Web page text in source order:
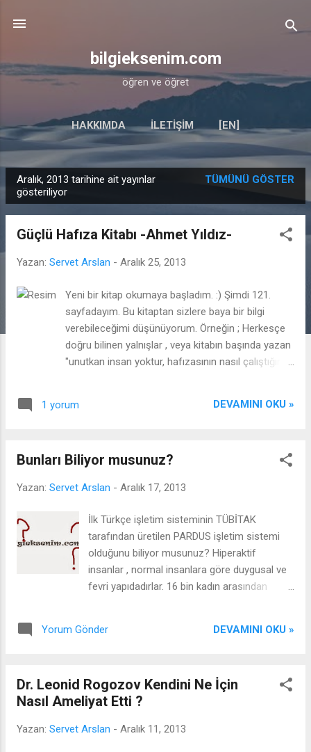
bilgieksenim.com
öğren ve öğret
HAKKIMDA İLETIŞIM [EN]
a
Aralık, 2013 tarihine ait yayınlar
gösteriliyor
TÜMÜNÜ GÖSTER
Güçlü Hafıza Kitabı -Ahmet Yıldız-
Yazan: Servet Arslan - Aralık 25, 2013
Yeni bir kitap okumaya başladım. :) Şimdi 121.
sayfadayım. Bu kitaptan sizlere baya bir bilgi
verebileceğimi düşünüyorum. Örneğin ; Herkesçe
doğru bilinen yalnışlar , veya kitabın başında yazan
"unutkan insan yoktur, hafızasının nasıl çalıştığını
sözler var onlara da buradan ulaşabilirsiniz. ("Ama
Toplam Sayfası : 494 Şimdilik söyleyeceklerim bu
bilgiler aktaracağım. Yazdığım bilgiler bu sayfada
olacaktır. Bu kitabı önenirmiyim diye sorular
sorulmadan önce de ben cevaplıyım "evet"
öneririm. Çünkü hem bilgi verici bir kitap hem de
size unutmayı unutmayı öğretiyor + hafızanızı
nasıl kullanacığınızı öğretiyor. Kısaca anlaşılır bir
şekilde söylüyüm bu kitabı herkese tavsiye
1 yorum DEVAMINI OKU »
Bunları Biliyor musunuz?
Yazan: Servet Arslan - Aralık 17, 2013
İlk Türkçe işletim sisteminin TÜBİTAK
tarafından üretilen PARDUS işletim sistemi
olduğunu biliyor musunuz? Hiperaktif
insanlar , normal insanlara göre duygusal ve
fevri yapıdadırlar. 16 bin kadın arasından
kullaniriz. Sadece ruya aninda beyin
Boğaziçi, Koç, Hacettepe, Bilkent, Ankara ve
İTÜ girmiştir. Zeki insanlar: Az uyur, hızlı
vazgeçer. Dünya'nın En uzun köprüsü Çin'in
Yorum Gönder DEVAMINI OKU »
Dr. Leonid Rogozov Kendini Ne İçin
Nasıl Ameliyat Etti ?
Yazan: Servet Arslan - Aralık 11, 2013